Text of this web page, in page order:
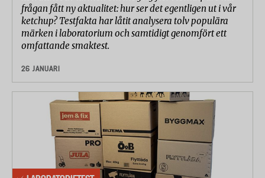
frågan fått ny aktualitet: hur ser det egentligen ut i vår
ketchup? Testfakta har låtit analysera tolv populära
märken i laboratorium och samtidigt genomfört ett
omfattande smaktest.
26 JANUARI